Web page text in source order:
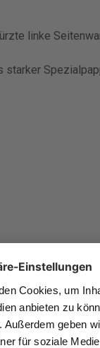
linke
starker